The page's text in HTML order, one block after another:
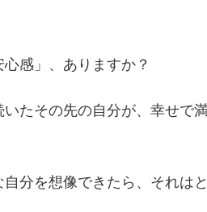
感」、ありますか？
いたその先の自分が、幸せで
分を想像できたら、それは